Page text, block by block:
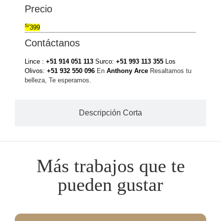
Descripción Corta
Precio
S/399
Contáctanos
Lince : +51 914 051 113 Surco: +51 993 113 355 Los
Olivos: +51 932 550 096 En Anthony Arce Resaltamos tu
belleza, Te esperamos.
Más trabajos que te
pueden gustar